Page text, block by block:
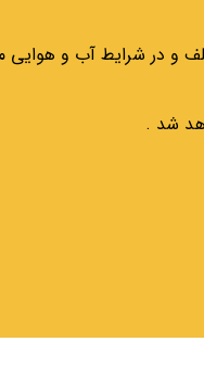
و در شرایط آب و